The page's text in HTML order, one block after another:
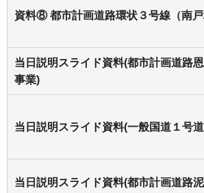
資料⑧ 都市計画道路環状３号線（南戸
当日説明スライド資料(都市計画道路
事業)
当日説明スライド資料(一般国道１号
当日説明スライド資料(都市計画道路